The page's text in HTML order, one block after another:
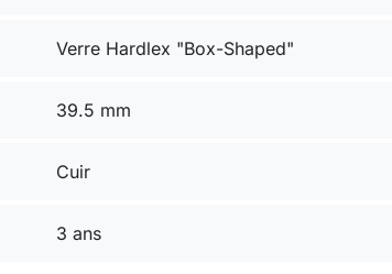
Verre Hardlex "Box-Shaped"
39.5 mm
Cuir
3 ans